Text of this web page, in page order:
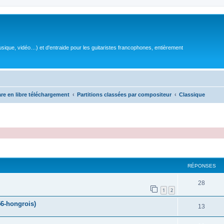
vidéo…) et d'entraide pour les guitaristes francophones, entièrement
en libre téléchargement Partitions classées par compositeur Classique
RÉPONSES
1 2
28
é
hongrois) 13
é